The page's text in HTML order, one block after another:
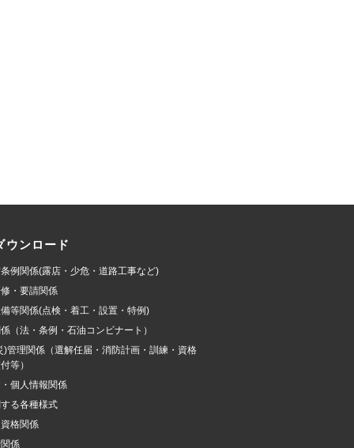
ウンロード
例関係(露店・少危・道路工事など)
・要請関係
等関係(点検・着工・設置・特例)
（法・条例・石油コンビナート）
)管理関係（選解任届・消防計画・訓練・資格
等）
個人情報関係
る各種様式
格関係
係